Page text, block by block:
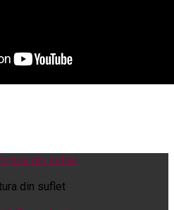
din suflet